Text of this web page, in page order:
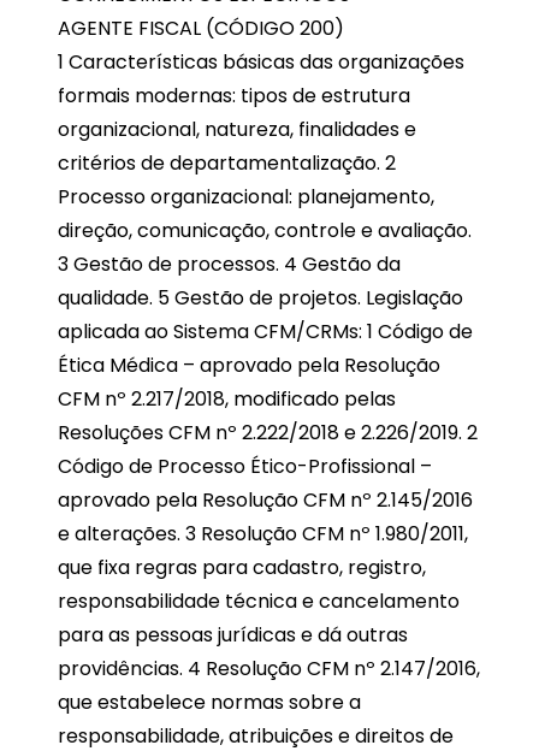
AGENTE FISCAL (CÓDIGO 200)
1 Características básicas das organizações
formais modernas: tipos de estrutura
organizacional, natureza, finalidades e
critérios de departamentalização. 2
Processo organizacional: planejamento,
direção, comunicação, controle e avaliação.
3 Gestão de processos. 4 Gestão da
qualidade. 5 Gestão de projetos. Legislação
aplicada ao Sistema CFM/CRMs: 1 Código de
Ética Médica – aprovado pela Resolução
CFM nº 2.217/2018, modificado pelas
Resoluções CFM nº 2.222/2018 e 2.226/2019. 2
Código de Processo Ético-Profissional –
aprovado pela Resolução CFM nº 2.145/2016
e alterações. 3 Resolução CFM nº 1.980/2011,
que fixa regras para cadastro, registro,
responsabilidade técnica e cancelamento
para as pessoas jurídicas e dá outras
providências. 4 Resolução CFM nº 2.147/2016,
que estabelece normas sobre a
responsabilidade, atribuições e direitos de